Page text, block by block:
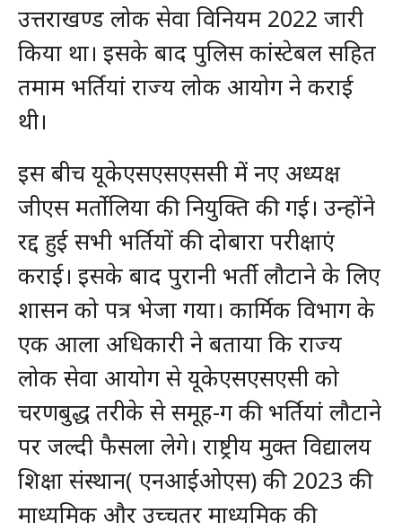
उत्तराखण्ड लोक सेवा विनियम 2022 जारी
किया था। इसके बाद पुलिस कांस्टेबल सहित
तमाम भर्तियां राज्य लोक आयोग ने कराई
थी।
इस बीच यूकेएसएसएससी में नए अध्यक्ष
जीएस मर्तोलिया की नियुक्ति की गई। उन्होंने
रद्द हुई सभी भर्तियों की दोबारा परीक्षाएं
कराई। इसके बाद पुरानी भर्ती लौटाने के लिए
शासन को पत्र भेजा गया। कार्मिक विभाग के
एक आला अधिकारी ने बताया कि राज्य
लोक सेवा आयोग से यूकेएसएसएसी को
चरणबुद्ध तरीके से समूह-ग की भर्तियां लौटाने
पर जल्दी फैसला लेगे। राष्ट्रीय मुक्त विद्यालय
शिक्षा संस्थान( एनआईओएस) की 2023 की
माध्यमिक और उच्चतर माध्यमिक की